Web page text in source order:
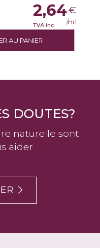
AU PANIER
2,64€
TVA inc. /ml
DOUTES?
naturelle sont
aider